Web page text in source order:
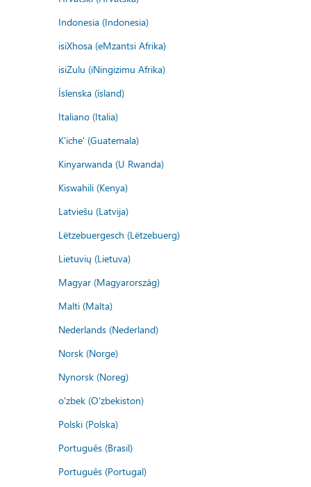
Indonesia (Indonesia)
isiXhosa (eMzantsi Afrika)
isiZulu (iNingizimu Afrika)
Íslenska (ísland)
Italiano (Italia)
K'iche' (Guatemala)
Kinyarwanda (U Rwanda)
Kiswahili (Kenya)
Latviešu (Latvija)
Lëtzebuergesch (Lëtzebuerg)
Lietuvių (Lietuva)
Magyar (Magyarország)
Malti (Malta)
Nederlands (Nederland)
Norsk (Norge)
Nynorsk (Noreg)
o'zbek (O'zbekiston)
Polski (Polska)
Português (Brasil)
Português (Portugal)